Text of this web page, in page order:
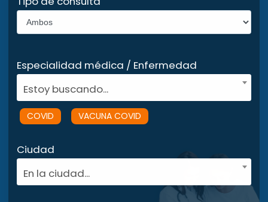
Especialidad médica / Enfermedad
Estoy buscando...
COVID VACUNA COVID
Ciudad
En la ciudad...